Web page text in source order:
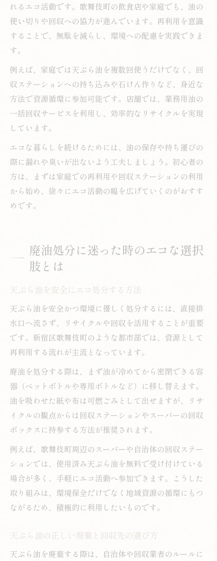
れるエコ活動です。歌舞伎町の飲食店や家庭でも、油の
使い切りや回収への協力が進んでいます。再利用を意識
することで、無駄を減らし、環境への配慮を実践できま
す。
例えば、家庭では天ぷら油を複数回使うだけでなく、回
収ステーションへの持ち込みや石けん作りなど、身近な
方法で資源循環に参加可能です。店舗では、業務用油の
一括回収サービスを利用し、効率的なリサイクルを実現
しています。
エコな暮らしを続けるためには、油の保存や持ち運びの
際に漏れや臭いが出ないよう工夫しましょう。初心者の
方は、まずは家庭での再利用や回収ステーションの利用
から始め、徐々にエコ活動の幅を広げていくのがおすす
めです。
廃油処分に迷った時のエコな選択
肢とは
天ぷら油を安全にエコ処分する方法
天ぷら油を安全かつ環境に優しく処分するには、直接排
水口へ流さず、リサイクルや回収を活用することが重要
です。新宿区歌舞伎町のような都市部では、資源として
再利用する流れが主流となっています。
廃油を処分する際は、まず油が冷めてから密閉できる容
器（ペットボトルや専用ボトルなど）に移し替えます。
油を吸わせた紙や布は可燃ごみとして出せますが、リサ
イクルの観点からは回収ステーションやスーパーの回収
ボックスに持参する方法が推奨されます。
例えば、歌舞伎町周辺のスーパーや自治体の回収ステー
ションでは、使用済み天ぷら油を無料で受け付けている
場合が多く、手軽にエコ活動へ参加できます。こうした
取り組みは、環境保全だけでなく地域資源の循環にもつ
ながるため、積極的に利用したいものです。
天ぷら油の正しい廃棄と回収先の選び方
天ぷら油を廃棄する際は、自治体や回収業者のルールに